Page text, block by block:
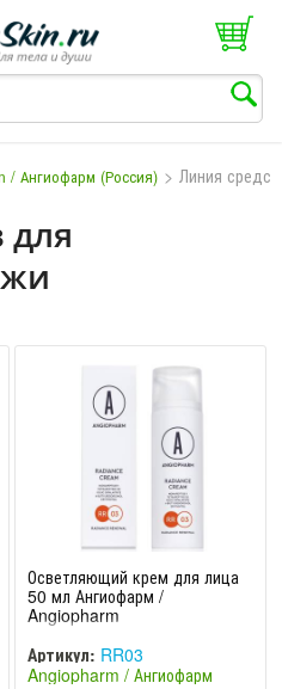
/ Ангиофарм (Россия) > Линия
для
Осветляющий крем для лица
50 мл Ангиофарм /
Angiopharm
Артикул: RR03
Angiopharm / Ангиофарм
T